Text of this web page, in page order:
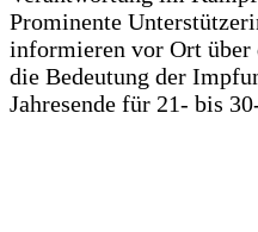
Prominente
informieren vor Ort über
die Bedeutung der
Jahresende für 21- bis